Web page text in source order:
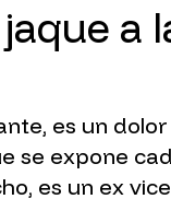
a
es un
se expone
es un ex